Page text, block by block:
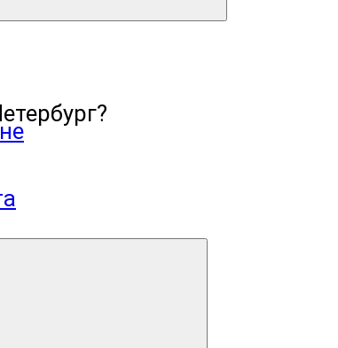
?